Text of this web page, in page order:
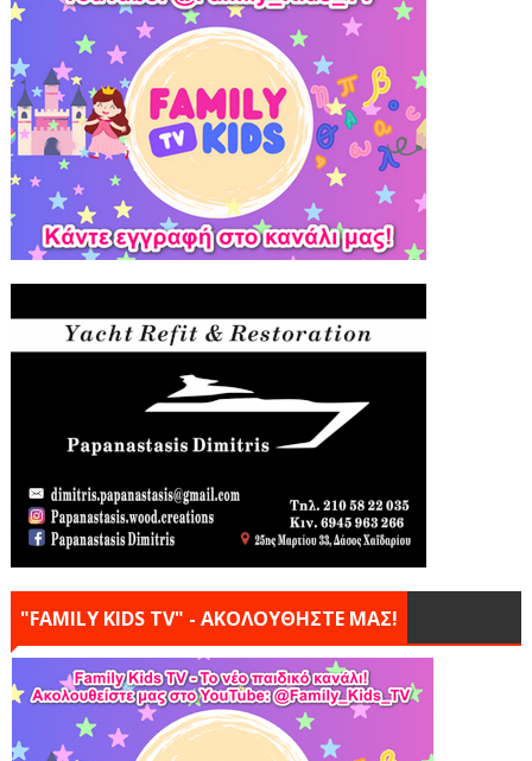
"FAMILY KIDS TV" - ΑΚΟΛΟΥΘΗΣΤΕ ΜΑΣ!